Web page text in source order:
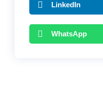
LinkedIn
WhatsApp